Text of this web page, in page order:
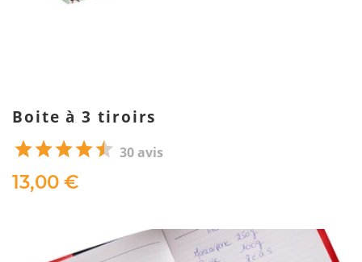
Boite à 3 tiroirs
30 avis
13,00 €